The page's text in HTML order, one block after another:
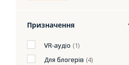
Призначення
VR-аудіо (1)
Для блогерів (4)